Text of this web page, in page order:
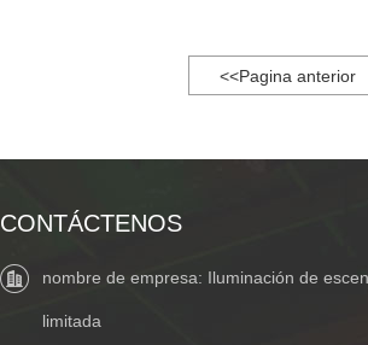
<<Pagina anterior
CONTÁCTENOS
nombre de empresa: Iluminación de
limitada